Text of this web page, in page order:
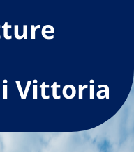
Vittoria